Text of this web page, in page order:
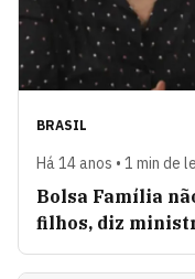
BRASIL
Há 14 anos • 1 min de
Bolsa Família
filhos, diz